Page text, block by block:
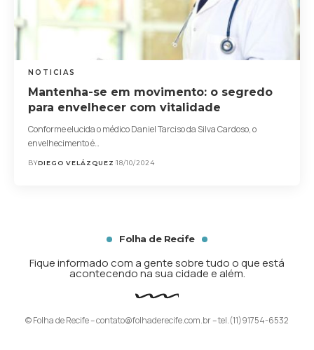
NOTICIAS
Mantenha-se em movimento: o segredo
para envelhecer com vitalidade
Conforme elucida o médico Daniel Tarciso da Silva Cardoso, o
envelhecimento é…
BYDIEGO VELÁZQUEZ 18/10/2024
Folha de Recife
Fique informado com a gente sobre tudo o que está
acontecendo na sua cidade e além.
© Folha de Recife –contato@folhaderecife.com.br– tel.(11)91754-6532